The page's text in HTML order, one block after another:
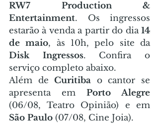
RW7 Production &
Entertainment. Os ingressos
estarão à venda a partir do dia 14
de maio
, às 10h, pelo site da
Disk Ingressos. Confira o
serviço completo abaixo.
Além de Curitiba o cantor se
apresenta em Porto Alegre
São Paulo (07/08, Cine Joia).